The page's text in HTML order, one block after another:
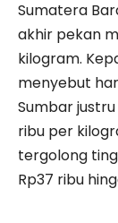
Sumatera
akhir pekan
kilogram.
menyebut
Sumbar
ribu per
tergolong
Rp37 ribu